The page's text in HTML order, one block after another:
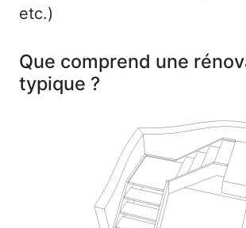
etc.)
Que comprend une
typique ?